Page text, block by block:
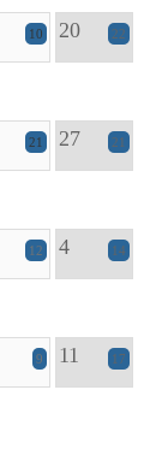
10 20 22
21 27 21
12 4 14
9 11 17